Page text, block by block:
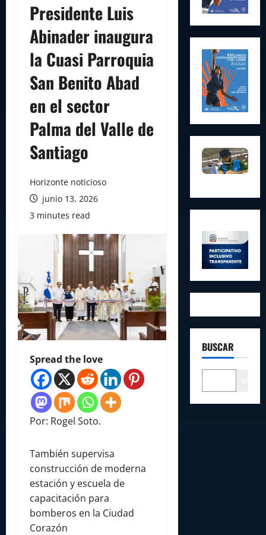
Presidente Luis
Abinader inaugura
la Cuasi Parroquia
San Benito Abad
en el sector
Palma del Valle de
Santiago
Horizonte noticioso
junio 13, 2026
3 minutes read
Spread the love
Por: Rogel Soto.
También supervisa
construcción de moderna
estación y escuela de
capacitación para
bomberos en la Ciudad
Corazón
BUSCAR